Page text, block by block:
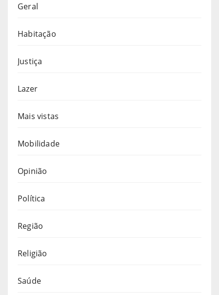
Geral
Habitação
Justiça
Lazer
Mais vistas
Mobilidade
Opinião
Política
Região
Religião
Saúde